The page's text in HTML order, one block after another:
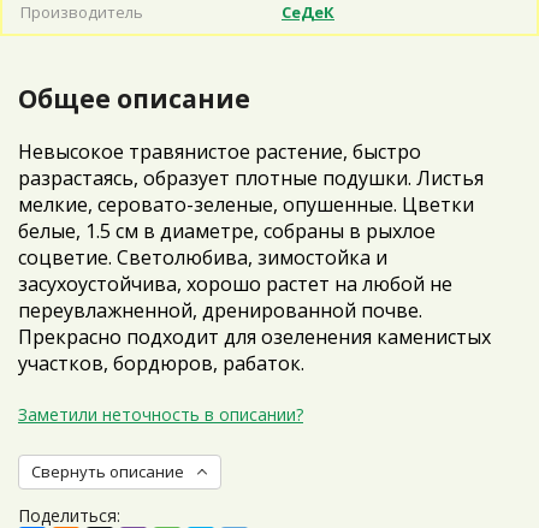
Производитель
СеДеК
Общее описание
Невысокое травянистое растение, быстро
разрастаясь, образует плотные подушки. Листья
мелкие, серовато-зеленые, опушенные. Цветки
белые, 1.5 см в диаметре, собраны в рыхлое
соцветие. Светолюбива, зимостойка и
засухоустойчива, хорошо растет на любой не
переувлажненной, дренированной почве.
Прекрасно подходит для озеленения каменистых
участков, бордюров, рабаток.
Заметили неточность в описании?
Свернуть описание
Поделиться: